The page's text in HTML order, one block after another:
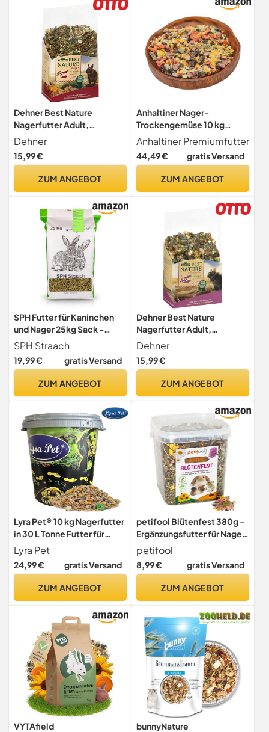
Dehner Best Nature
Nagerfutter Adult,
Degufutter, 2 kg
Dehner
15,99 €
ZUM ANGEBOT
Anhaltiner Nager-
Trockengemüse 10 kg
Premiumfutter Nagerfutter
Ergänzungsfutter
Anhaltiner Premiumfutter
44,49 € gratis Versand
ZUM ANGEBOT
SPH Futter für Kaninchen
und Nager 25kg Sack -
universelles Futter aus
regionaler Produktion
SPH Straach
19,99 € gratis Versand
ZUM ANGEBOT
Dehner Best Nature
Nagerfutter Adult,
Chinchillafutter, 2 kg
Dehner
15,99 €
ZUM ANGEBOT
Lyra Pet® 10 kg Nagerfutter
in 30 L Tonne Futter für
Nagetiere
Lyra Pet
24,99 € gratis Versand
ZUM ANGEBOT
petifool Blütenfest 380g -
Ergänzungsfutter für Nager
- natürliches Nagerfutter
für Kaninchen,
Meerschweinchen,
- ohne künstliche Zusätze -
Futter
petifool
8,99 € gratis Versand
ZUM ANGEBOT
VYTAfield
bunnyNature